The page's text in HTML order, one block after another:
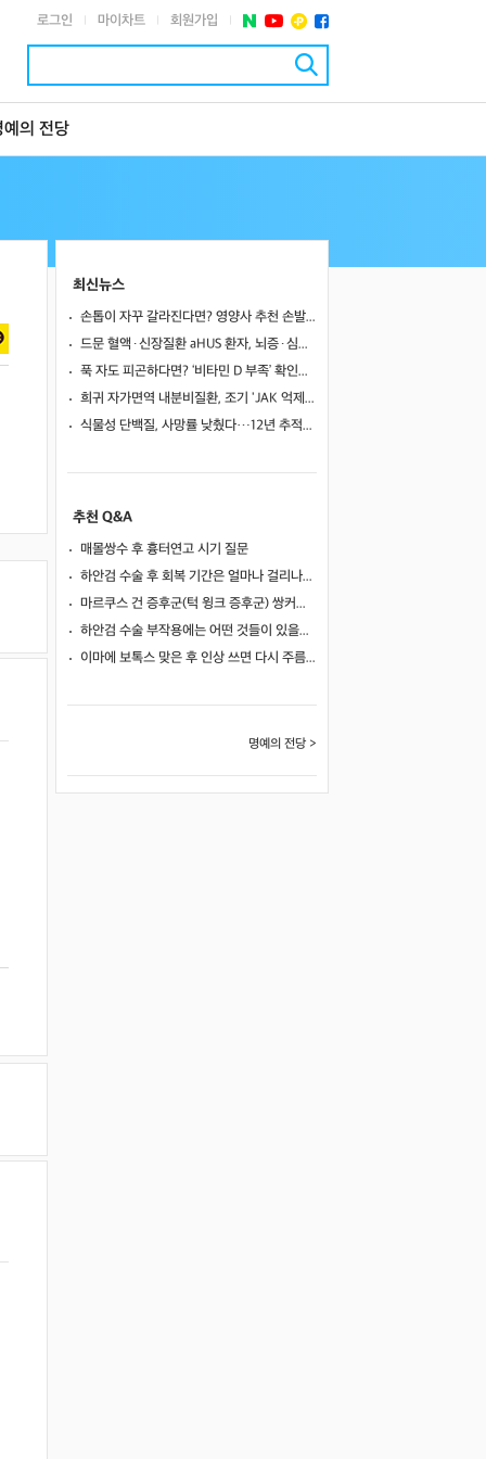
로그인 마이차트 회원가입
예의 전당
최신뉴스
손톱이 자꾸 갈라진다면? 영양사 추천 손발톱 강화 음식 5가지
드문 혈액·신장질환 aHUS 환자, 뇌증·심근병증 겹쳤지만…조기 보체억제치료로 신경학적 회복 보여
푹 자도 피곤하다면? ‘비타민 D 부족’ 확인해야
희귀 자가면역 내분비질환, 조기 'JAK 억제제'로 진행 막고 호르몬 기능 되살렸다
식물성 단백질, 사망률 낮췄다…12년 추적서 35% 감소
추천 Q&A
매몰쌍수 후 흉터연고 시기 질문
하안검 수술 후 회복 기간은 얼마나 걸리나요?
마르쿠스 건 증후군(턱 윙크 증후군) 쌍커풀 수술 가능 여부
하안검 수술 부작용에는 어떤 것들이 있을까요?
이마에 보톡스 맞은 후 인상 쓰면 다시 주름이 생길까요?
명예의 전당 >